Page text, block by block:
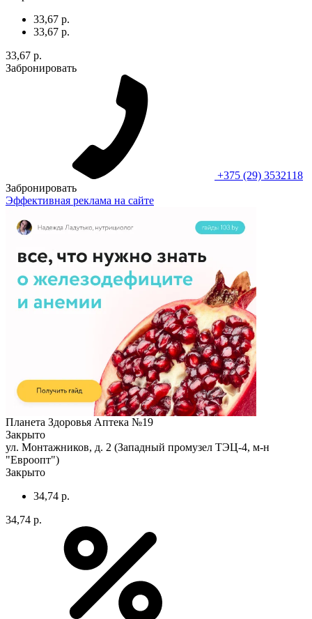
33,67 р.
33,67 р.
33,67 р.
Забронировать
+375 (29) 3532118
Забронировать
Эффективная реклама на сайте
Планета Здоровья Аптека №19
Закрыто
ул. Монтажников, д. 2 (Западный промузел ТЭЦ-4, м-н
"Евроопт")
Закрыто
34,74 р.
34,74 р.